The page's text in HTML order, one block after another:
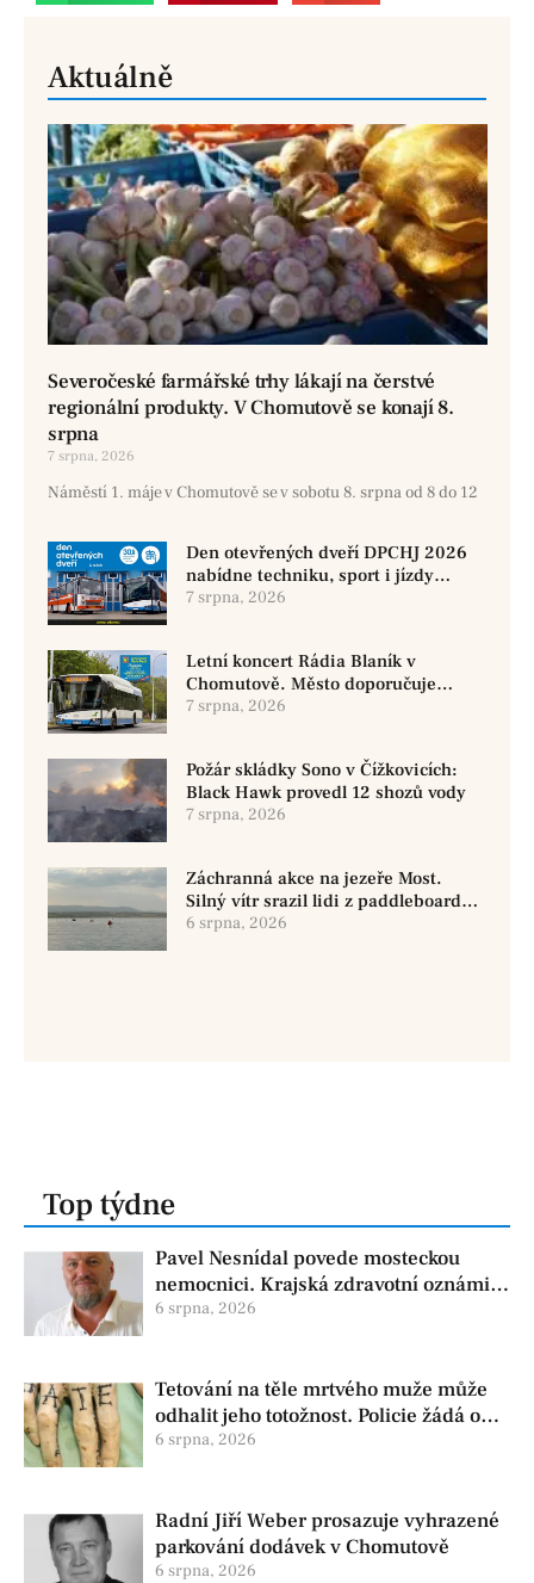
Aktuálně
Severočeské farmářské trhy lákají na čerstvé
regionální produkty. V Chomutově se konají 8.
srpna
7 srpna, 2026
Náměstí 1. máje v Chomutově se v sobotu 8. srpna od 8 do 12
Den otevřených dveří DPCHJ 2026
nabídne techniku, sport i jízdy
historickými vozy
7 srpna, 2026
Letní koncert Rádia Blaník v
Chomutově. Město doporučuje
využít MHD
7 srpna, 2026
Požár skládky Sono v Čížkovicích:
Black Hawk provedl 12 shozů vody
7 srpna, 2026
Záchranná akce na jezeře Most.
Silný vítr srazil lidi z paddleboardů,
dvě osoby se pohřešují
6 srpna, 2026
Top týdne
Pavel Nesnídal povede mosteckou
nemocnici. Krajská zdravotní oznámila
změnu ve vedení
6 srpna, 2026
Tetování na těle mrtvého muže může
odhalit jeho totožnost. Policie žádá o
pomoc
6 srpna, 2026
Radní Jiří Weber prosazuje vyhrazené
parkování dodávek v Chomutově
6 srpna, 2026